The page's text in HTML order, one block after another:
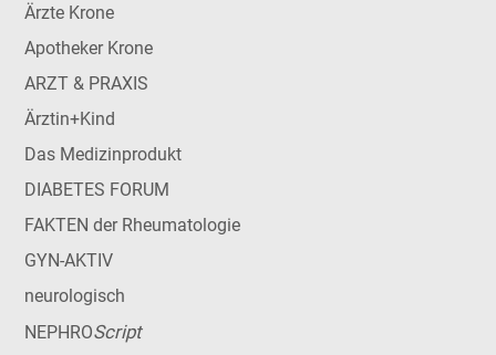
Ärzte Krone
Apotheker Krone
ARZT & PRAXIS
Ärztin+Kind
Das Medizinprodukt
DIABETES FORUM
FAKTEN der Rheumatologie
GYN-AKTIV
neurologisch
NEPHROScript